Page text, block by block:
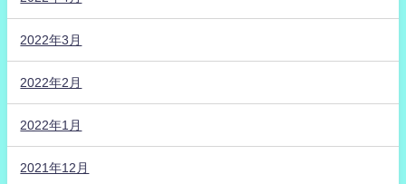
2022年3月
2022年2月
2022年1月
2021年12月